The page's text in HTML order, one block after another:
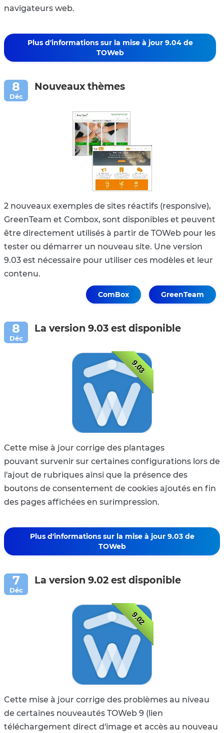
navigateurs web.
Plus d'informations sur la mise à jour 9.04 de
TOWeb
Nouveaux thèmes
2 nouveaux exemples de sites réactifs (responsive),
GreenTeam et Combox, sont disponibles et peuvent
être directement utilisés à partir de TOWeb pour les
tester ou démarrer un nouveau site. Une version
9.03 est nécessaire pour utiliser ces modèles et leur
contenu.
ComBox GreenTeam
La version 9.03 est disponible
9.03
Cette mise à jour corrige des plantages
pouvant survenir sur certaines configurations lors de
l'ajout de rubriques ainsi que la présence des
boutons de consentement de cookies ajoutés en fin
des pages affichées en surimpression.
Plus d'informations sur la mise à jour 9.03 de
TOWeb
La version 9.02 est disponible
9.02
Cette mise à jour corrige des problèmes au niveau
de certaines nouveautés TOWeb 9 (lien
téléchargement direct d'image et accès au nouveau